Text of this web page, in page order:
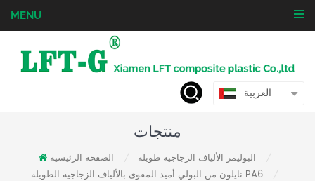
MENU
العربية
منتجات
الصفحة الرئيسية البوليمر الألياف الزجاجية طويلة
نايلون من البولي أميد المقوى بالألياف الزجاجية الطويلة PA6